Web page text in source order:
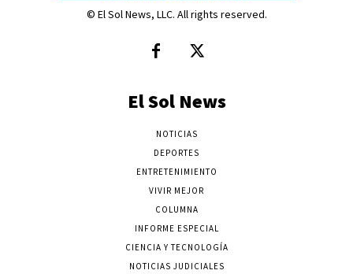
© El Sol News, LLC. All rights reserved.
El Sol News
NOTICIAS
DEPORTES
ENTRETENIMIENTO
VIVIR MEJOR
COLUMNA
INFORME ESPECIAL
CIENCIA Y TECNOLOGÍA
NOTICIAS JUDICIALES